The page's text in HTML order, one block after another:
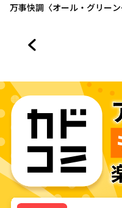
万事快調〈オール・グリーン